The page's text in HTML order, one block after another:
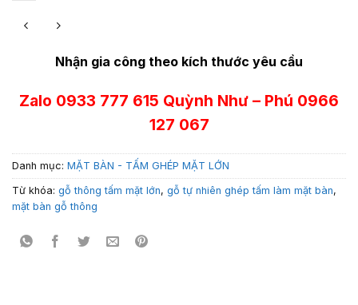
Nhận gia công theo kích thước yêu cầu
Zalo 0933 777 615 Quỳnh Như – Phú 0966
127 067
Danh mục: MẶT BÀN - TẤM GHÉP MẶT LỚN
Từ khóa: gỗ thông tấm mặt lớn, gỗ tự nhiên ghép tấm làm mặt bàn,
mặt bàn gỗ thông